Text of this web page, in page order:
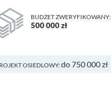
BUDŻET ZWERYFIKOWANY:
500 000 zł
OSIEDLOWY:do 750 000 zł